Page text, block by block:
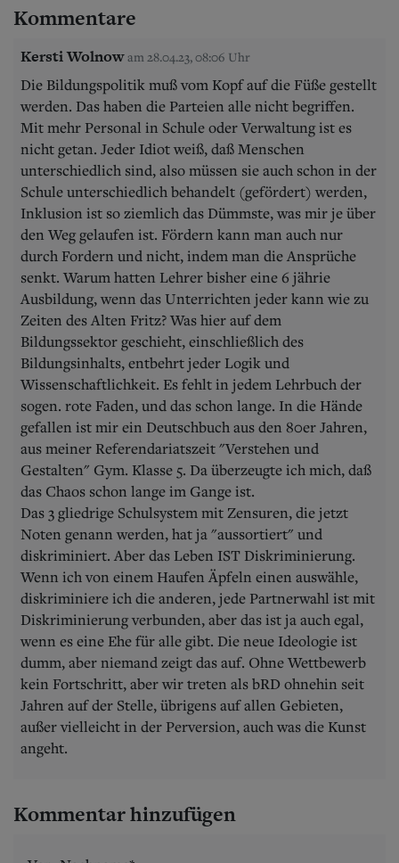
Kommentare
Kersti Wolnow am 28.04.23, 08:06 Uhr
Die Bildungspolitik muß vom Kopf auf die Füße gestellt
werden. Das haben die Parteien alle nicht begriffen.
Mit mehr Personal in Schule oder Verwaltung ist es
nicht getan. Jeder Idiot weiß, daß Menschen
unterschiedlich sind, also müssen sie auch schon in der
Schule unterschiedlich behandelt (gefördert) werden,
Inklusion ist so ziemlich das Dümmste, was mir je über
den Weg gelaufen ist. Fördern kann man auch nur
durch Fordern und nicht, indem man die Ansprüche
senkt. Warum hatten Lehrer bisher eine 6 jährie
Ausbildung, wenn das Unterrichten jeder kann wie zu
Zeiten des Alten Fritz? Was hier auf dem
Bildungssektor geschieht, einschließlich des
Bildungsinhalts, entbehrt jeder Logik und
Wissenschaftlichkeit. Es fehlt in jedem Lehrbuch der
sogen. rote Faden, und das schon lange. In die Hände
gefallen ist mir ein Deutschbuch aus den 80er Jahren,
aus meiner Referendariatszeit "Verstehen und
Gestalten" Gym. Klasse 5. Da überzeugte ich mich, daß
das Chaos schon lange im Gange ist.
Das 3 gliedrige Schulsystem mit Zensuren, die jetzt
Noten genann werden, hat ja "aussortiert" und
diskriminiert. Aber das Leben IST Diskriminierung.
Wenn ich von einem Haufen Äpfeln einen auswähle,
diskriminiere ich die anderen, jede Partnerwahl ist mit
Diskriminierung verbunden, aber das ist ja auch egal,
wenn es eine Ehe für alle gibt. Die neue Ideologie ist
dumm, aber niemand zeigt das auf. Ohne Wettbewerb
kein Fortschritt, aber wir treten als bRD ohnehin seit
Jahren auf der Stelle, übrigens auf allen Gebieten,
außer vielleicht in der Perversion, auch was die Kunst
angeht.
Kommentar hinzufügen